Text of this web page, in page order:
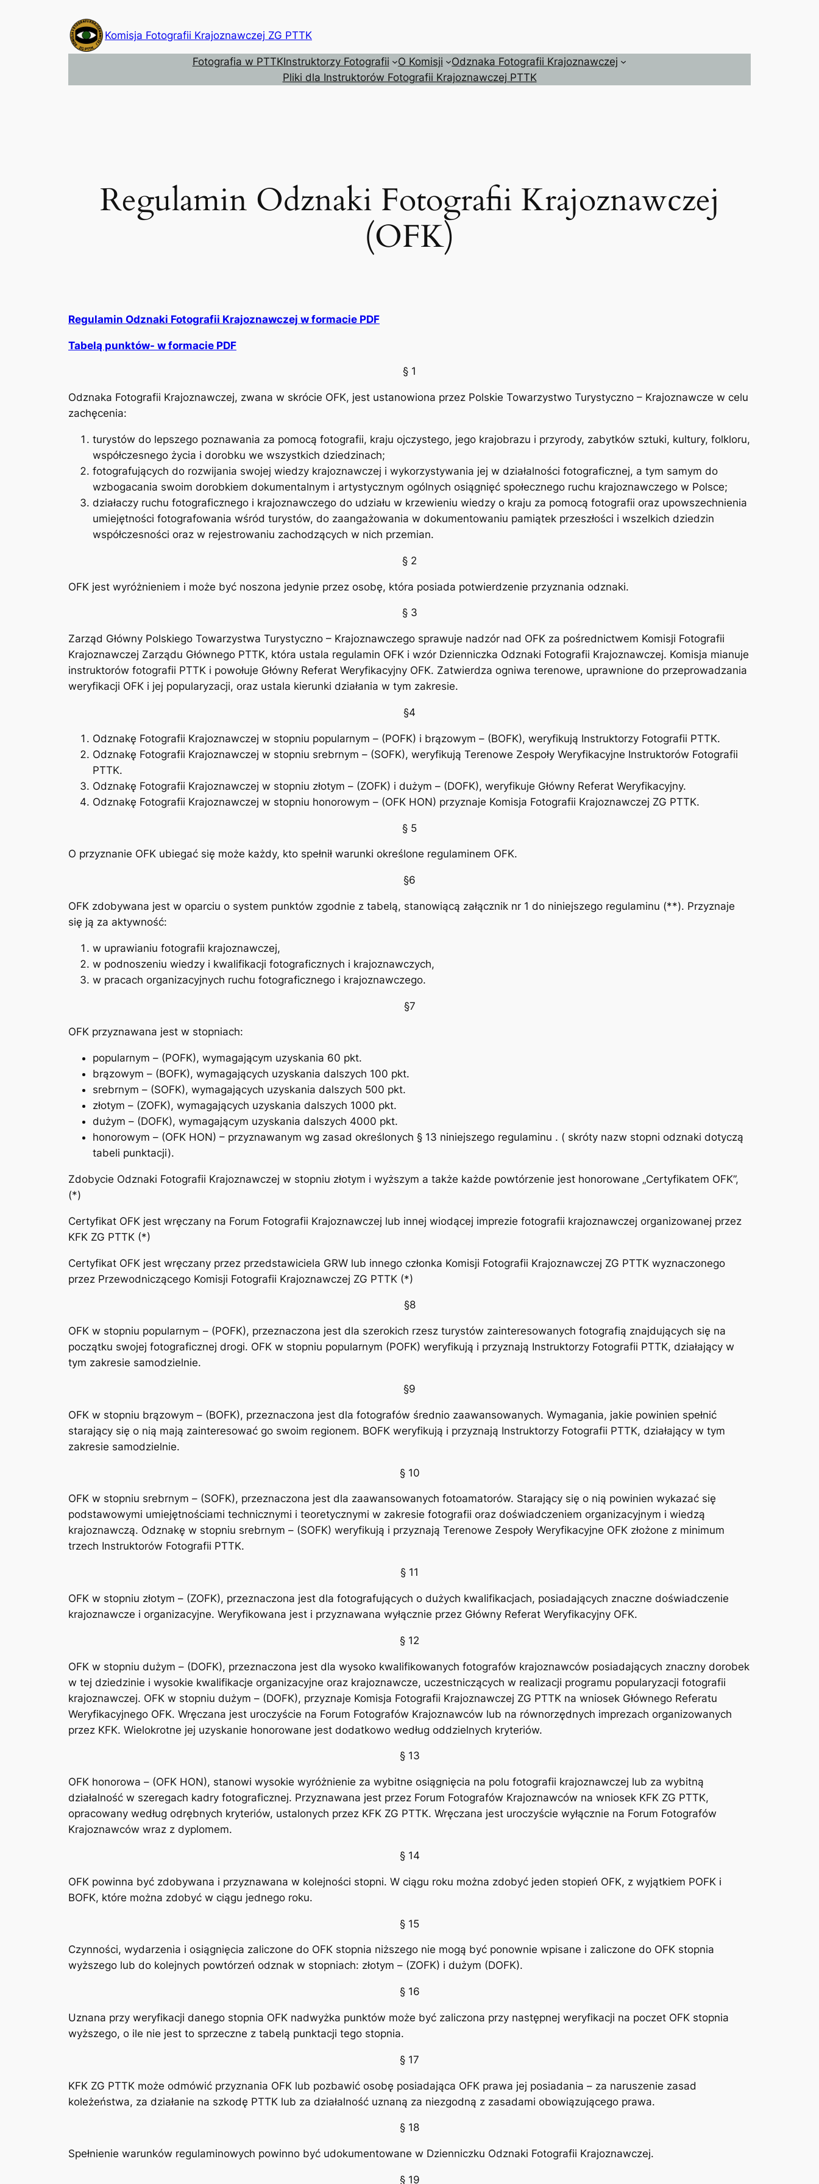
Komisja Fotografii Krajoznawczej ZG PTTK
Fotografia w PTTKInstruktorzy Fotografii O Komisji
Odznaka Fotografii Krajoznawczej
Pliki dla Instruktorów Fotografii Krajoznawczej PTTK
Regulamin Odznaki Fotografii Krajoznawczej
(OFK)
Regulamin Odznaki Fotografii Krajoznawczej w formacie PDF
Tabelą punktów- w formacie PDF
§ 1
Odznaka Fotografii Krajoznawczej, zwana w skrócie OFK, jest ustanowiona przez Polskie Towarzystwo Turystyczno – Krajoznawcze w celu
zachęcenia:
turystów do lepszego poznawania za pomocą fotografii, kraju ojczystego, jego krajobrazu i przyrody, zabytków sztuki, kultury, folkloru,
współczesnego życia i dorobku we wszystkich dziedzinach;
fotografujących do rozwijania swojej wiedzy krajoznawczej i wykorzystywania jej w działalności fotograficznej, a tym samym do
wzbogacania swoim dorobkiem dokumentalnym i artystycznym ogólnych osiągnięć społecznego ruchu krajoznawczego w Polsce;
działaczy ruchu fotograficznego i krajoznawczego do udziału w krzewieniu wiedzy o kraju za pomocą fotografii oraz upowszechnienia
umiejętności fotografowania wśród turystów, do zaangażowania w dokumentowaniu pamiątek przeszłości i wszelkich dziedzin
współczesności oraz w rejestrowaniu zachodzących w nich przemian.
§ 2
OFK jest wyróżnieniem i może być noszona jedynie przez osobę, która posiada potwierdzenie przyznania odznaki.
§ 3
Zarząd Główny Polskiego Towarzystwa Turystyczno – Krajoznawczego sprawuje nadzór nad OFK za pośrednictwem Komisji Fotografii
Krajoznawczej Zarządu Głównego PTTK, która ustala regulamin OFK i wzór Dzienniczka Odznaki Fotografii Krajoznawczej. Komisja mianuje
instruktorów fotografii PTTK i powołuje Główny Referat Weryfikacyjny OFK. Zatwierdza ogniwa terenowe, uprawnione do przeprowadzania
weryfikacji OFK i jej popularyzacji, oraz ustala kierunki działania w tym zakresie.
§4
Odznakę Fotografii Krajoznawczej w stopniu popularnym – (POFK) i brązowym – (BOFK), weryfikują Instruktorzy Fotografii PTTK.
Odznakę Fotografii Krajoznawczej w stopniu srebrnym – (SOFK), weryfikują Terenowe Zespoły Weryfikacyjne Instruktorów Fotografii
PTTK.
Odznakę Fotografii Krajoznawczej w stopniu złotym – (ZOFK) i dużym – (DOFK), weryfikuje Główny Referat Weryfikacyjny.
Odznakę Fotografii Krajoznawczej w stopniu honorowym – (OFK HON) przyznaje Komisja Fotografii Krajoznawczej ZG PTTK.
§ 5
O przyznanie OFK ubiegać się może każdy, kto spełnił warunki określone regulaminem OFK.
§6
OFK zdobywana jest w oparciu o system punktów zgodnie z tabelą, stanowiącą załącznik nr 1 do niniejszego regulaminu (**). Przyznaje
się ją za aktywność:
w uprawianiu fotografii krajoznawczej,
w podnoszeniu wiedzy i kwalifikacji fotograficznych i krajoznawczych,
w pracach organizacyjnych ruchu fotograficznego i krajoznawczego.
§7
OFK przyznawana jest w stopniach:
popularnym – (POFK), wymagającym uzyskania 60 pkt.
brązowym – (BOFK), wymagających uzyskania dalszych 100 pkt.
srebrnym – (SOFK), wymagających uzyskania dalszych 500 pkt.
złotym – (ZOFK), wymagających uzyskania dalszych 1000 pkt.
dużym – (DOFK), wymagającym uzyskania dalszych 4000 pkt.
honorowym – (OFK HON) – przyznawanym wg zasad określonych § 13 niniejszego regulaminu . ( skróty nazw stopni odznaki dotyczą
tabeli punktacji).
Zdobycie Odznaki Fotografii Krajoznawczej w stopniu złotym i wyższym a także każde powtórzenie jest honorowane „Certyfikatem OFK”,
(*)
Certyfikat OFK jest wręczany na Forum Fotografii Krajoznawczej lub innej wiodącej imprezie fotografii krajoznawczej organizowanej przez
KFK ZG PTTK (*)
Certyfikat OFK jest wręczany przez przedstawiciela GRW lub innego członka Komisji Fotografii Krajoznawczej ZG PTTK wyznaczonego
przez Przewodniczącego Komisji Fotografii Krajoznawczej ZG PTTK (*)
§8
OFK w stopniu popularnym – (POFK), przeznaczona jest dla szerokich rzesz turystów zainteresowanych fotografią znajdujących się na
początku swojej fotograficznej drogi. OFK w stopniu popularnym (POFK) weryfikują i przyznają Instruktorzy Fotografii PTTK, działający w
tym zakresie samodzielnie.
§9
OFK w stopniu brązowym – (BOFK), przeznaczona jest dla fotografów średnio zaawansowanych. Wymagania, jakie powinien spełnić
starający się o nią mają zainteresować go swoim regionem. BOFK weryfikują i przyznają Instruktorzy Fotografii PTTK, działający w tym
zakresie samodzielnie.
§ 10
OFK w stopniu srebrnym – (SOFK), przeznaczona jest dla zaawansowanych fotoamatorów. Starający się o nią powinien wykazać się
podstawowymi umiejętnościami technicznymi i teoretycznymi w zakresie fotografii oraz doświadczeniem organizacyjnym i wiedzą
krajoznawczą. Odznakę w stopniu srebrnym – (SOFK) weryfikują i przyznają Terenowe Zespoły Weryfikacyjne OFK złożone z minimum
trzech Instruktorów Fotografii PTTK.
§ 11
OFK w stopniu złotym – (ZOFK), przeznaczona jest dla fotografujących o dużych kwalifikacjach, posiadających znaczne doświadczenie
krajoznawcze i organizacyjne. Weryfikowana jest i przyznawana wyłącznie przez Główny Referat Weryfikacyjny OFK.
§ 12
OFK w stopniu dużym – (DOFK), przeznaczona jest dla wysoko kwalifikowanych fotografów krajoznawców posiadających znaczny dorobek
w tej dziedzinie i wysokie kwalifikacje organizacyjne oraz krajoznawcze, uczestniczących w realizacji programu popularyzacji fotografii
krajoznawczej. OFK w stopniu dużym – (DOFK), przyznaje Komisja Fotografii Krajoznawczej ZG PTTK na wniosek Głównego Referatu
Weryfikacyjnego OFK. Wręczana jest uroczyście na Forum Fotografów Krajoznawców lub na równorzędnych imprezach organizowanych
przez KFK. Wielokrotne jej uzyskanie honorowane jest dodatkowo według oddzielnych kryteriów.
§ 13
OFK honorowa – (OFK HON), stanowi wysokie wyróżnienie za wybitne osiągnięcia na polu fotografii krajoznawczej lub za wybitną
działalność w szeregach kadry fotograficznej. Przyznawana jest przez Forum Fotografów Krajoznawców na wniosek KFK ZG PTTK,
opracowany według odrębnych kryteriów, ustalonych przez KFK ZG PTTK. Wręczana jest uroczyście wyłącznie na Forum Fotografów
Krajoznawców wraz z dyplomem.
§ 14
OFK powinna być zdobywana i przyznawana w kolejności stopni. W ciągu roku można zdobyć jeden stopień OFK, z wyjątkiem POFK i
BOFK, które można zdobyć w ciągu jednego roku.
§ 15
Czynności, wydarzenia i osiągnięcia zaliczone do OFK stopnia niższego nie mogą być ponownie wpisane i zaliczone do OFK stopnia
wyższego lub do kolejnych powtórzeń odznak w stopniach: złotym – (ZOFK) i dużym (DOFK).
§ 16
Uznana przy weryfikacji danego stopnia OFK nadwyżka punktów może być zaliczona przy następnej weryfikacji na poczet OFK stopnia
wyższego, o ile nie jest to sprzeczne z tabelą punktacji tego stopnia.
§ 17
KFK ZG PTTK może odmówić przyznania OFK lub pozbawić osobę posiadająca OFK prawa jej posiadania – za naruszenie zasad
koleżeństwa, za działanie na szkodę PTTK lub za działalność uznaną za niezgodną z zasadami obowiązującego prawa.
§ 18
Spełnienie warunków regulaminowych powinno być udokumentowane w Dzienniczku Odznaki Fotografii Krajoznawczej.
§ 19